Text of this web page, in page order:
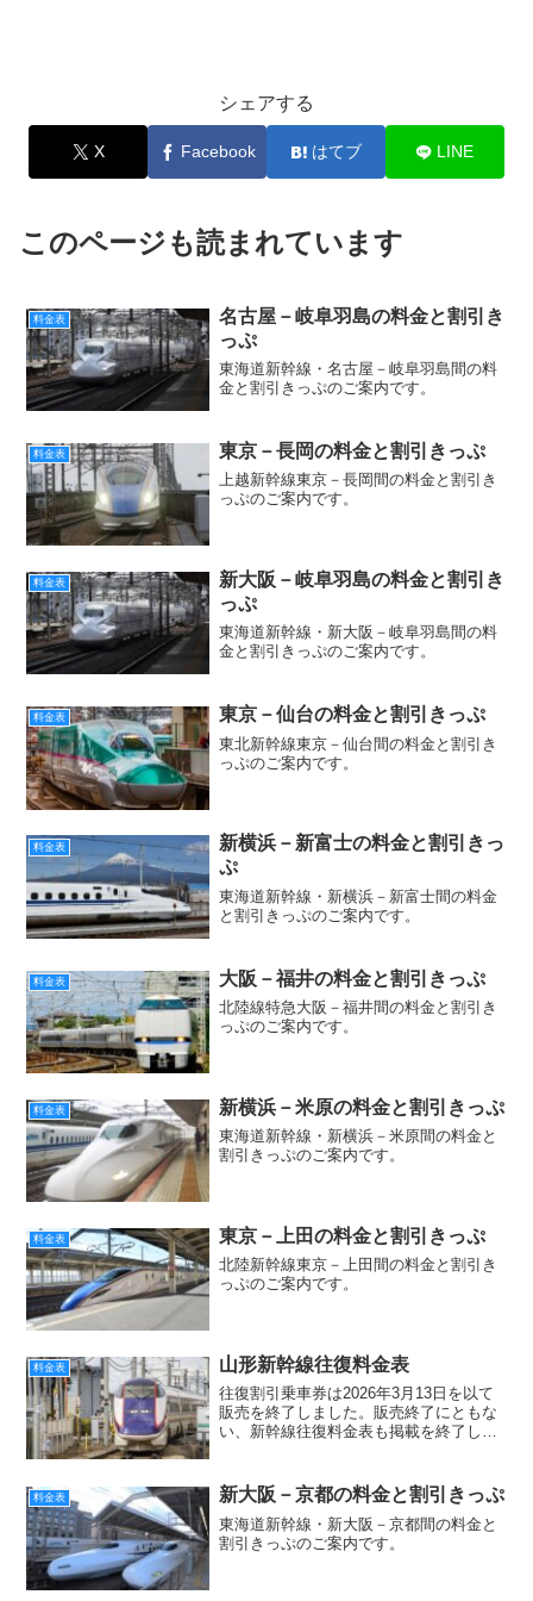
シェアする
X Facebook はてブ LINE
このページも読まれています
料金表
名古屋－岐阜羽島の料金と割引き
っぷ
東海道新幹線・名古屋－岐阜羽島間の料
金と割引きっぷのご案内です。
料金表 東京－長岡の料金と割引きっぷ
上越新幹線東京－長岡間の料金と割引き
っぷのご案内です。
料金表
新大阪－岐阜羽島の料金と割引き
っぷ
東海道新幹線・新大阪－岐阜羽島間の料
金と割引きっぷのご案内です。
料金表 東京－仙台の料金と割引きっぷ
東北新幹線東京－仙台間の料金と割引き
っぷのご案内です。
料金表
新横浜－新富士の料金と割引きっ
ぷ
東海道新幹線・新横浜－新富士間の料金
と割引きっぷのご案内です。
料金表 大阪－福井の料金と割引きっぷ
北陸線特急大阪－福井間の料金と割引き
っぷのご案内です。
料金表 新横浜－米原の料金と割引きっぷ
東海道新幹線・新横浜－米原間の料金と
割引きっぷのご案内です。
料金表 東京－上田の料金と割引きっぷ
北陸新幹線東京－上田間の料金と割引き
っぷのご案内です。
料金表 山形新幹線往復料金表
往復割引乗車券は2026年3月13日を以て
販売を終了しました。販売終了にともな
い、新幹線往復料金表も掲載を終了しま
料金表 新大阪－京都の料金と割引きっぷ
東海道新幹線・新大阪－京都間の料金と
割引きっぷのご案内です。